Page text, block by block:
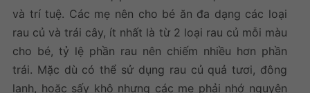
và trí tuệ. Các mẹ nên cho bé ăn đa dạng các loại
rau củ và trái cây, ít nhất là từ 2 loại rau củ mỗi màu
cho bé, tỷ lệ phần rau nên chiếm nhiều hơn phần
trái. Mặc dù có thể sử dụng rau củ quả tươi, đông
lạnh, hoặc sấy khô nhưng các mẹ phải nhớ nguyên